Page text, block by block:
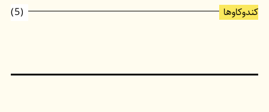
کندوکاوها
(5)